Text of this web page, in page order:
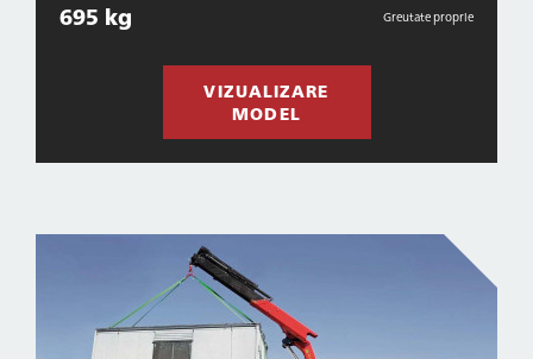
695 kg Greutate proprie
VIZUALIZARE
MODEL